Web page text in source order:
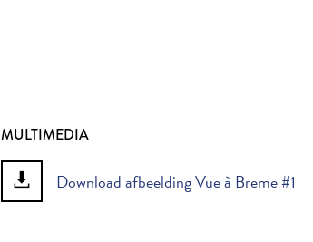
MULTIMEDIA
Download afbeelding Vue à Breme #1